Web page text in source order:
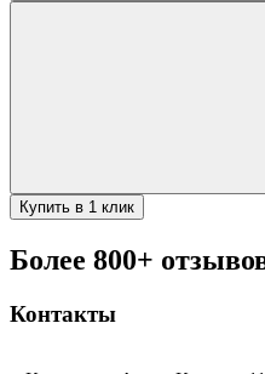
Купить в 1 клик
Более 800+
Контакты